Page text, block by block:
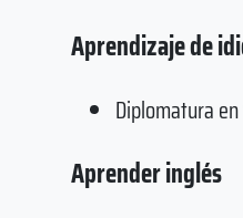
Aprendizaje de
Diplomatura
Aprender inglés